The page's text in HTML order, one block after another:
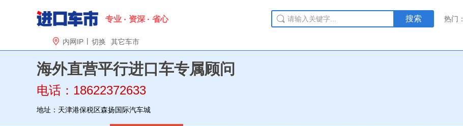
专业 资深 省心
 内网IP | 切换 其它车市
搜索 热门：
海外直营平行进口车专属顾问
电话：18622372633
地址：天津港保税区森扬国际汽车城